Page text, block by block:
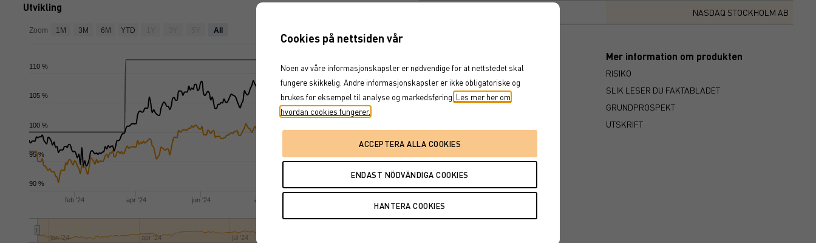
Utvikling
feb '24 apr '24 jun '24 aug '24
jan '24 apr '24 jul '24
90 %
95 %
100 %
105 %
110 %
Zoom 1M 3M 6M YTD All
NASDAQ STOCKHOLM AB
FÖRFALLOVILLKOR
Mer information om produkten
RISIKO
SLIK LESER DU FAKTABLADET
GRUNDPROSPEKT
UTSKRIFT
Cookies på nettsiden vår
Noen av våre informasjonskapsler er nødvendige for at nettstedet skal
fungere skikkelig. Andre informasjonskapsler er ikke obligatoriske og
brukes for eksempel til analyse og markedsføring. Les mer her om
hvordan cookies fungerer.